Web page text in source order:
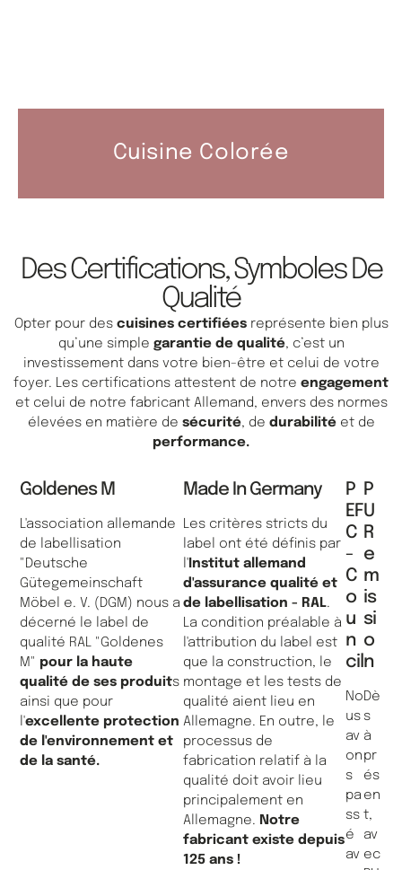
Cuisine Colorée
Des Certifications, Symboles De
Qualité
Opter pour des cuisines certifiéesreprésente bien plus
qu’une simple garantie de qualité, c’est un
investissement dans votre bien-être et celui de votre
foyer. Les certifications attestent de notre engagement
et celui de notre fabricant Allemand, envers des normes
élevées en matière de sécurité, de durabilitéet de
performance.
Goldenes M
L'association allemande
de labellisation
"Deutsche
Gütegemeinschaft
Möbel e. V. (DGM) nous a
décerné le label de
qualité RAL "Goldenes
M" pour la haute
qualité de ses produits
ainsi que pour
l'excellente protection
de l'environnement et
de la santé.
Made In Germany
Les critères stricts du
label ont été définis par
l'Institut allemand
d'assurance qualité et
de labellisation - RAL.
La condition préalable à
l'attribution du label est
que la construction, le
montage et les tests de
qualité aient lieu en
Allemagne. En outre, le
processus de
fabrication relatif à la
qualité doit avoir lieu
principalement en
Allemagne. Notre
fabricant existe depuis
125 ans !
P
EF
C
-
C
O
U
N
Cil
No
us
av
on
s
pa
ss
é
av
P
U
R
E
M
Is
Si
O
N
Dè
s
à
pr
és
en
t,
av
ec